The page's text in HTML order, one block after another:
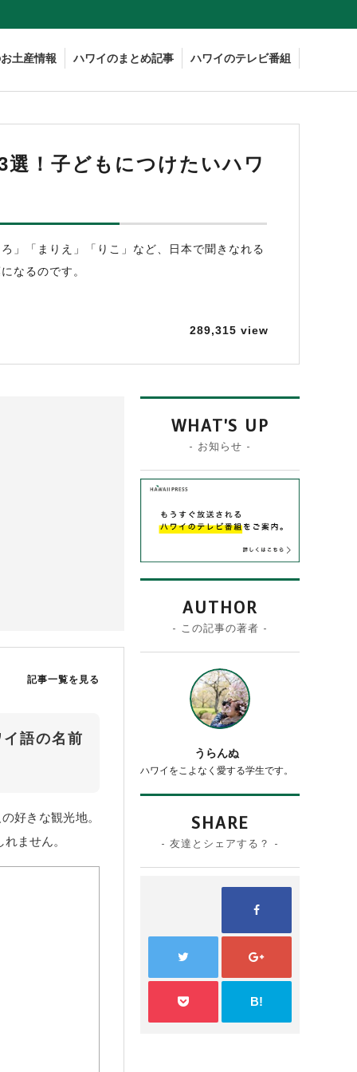
土産情報 ハワイのまとめ記事 ハワイのテレビ番組
！子どもにつけたいハワ
」「まりえ」「りこ」など、日本で聞きなれる
なるのです。
289,315
記事一覧を見る
語の名前
好きな観光地。
ません。
WHAT'S UP
- お知らせ -
AUTHOR
- この記事の著者 -
うらんぬ
ハワイをこよなく愛する学生です。
SHARE
- 友達とシェアする？ -
B!